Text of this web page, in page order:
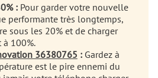
:Pour garder votre nouvelle
performante très longtemps,
sous les 20% et de charger
à 100%.
36380765 :Gardez à
est le pire ennemi du